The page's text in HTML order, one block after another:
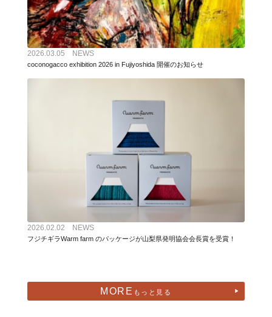
2026.03.05 NEWS
coconogacco exhibition 2026 in Fujiyoshida 開催のお知らせ
2026.02.02 NEWS
フジチギラWarm farm のパッケージが山梨県発明協会会長賞を受賞！
MORE もっと見る